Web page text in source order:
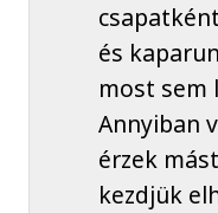
és
most sem
Annyiban
érzek
kezdjük